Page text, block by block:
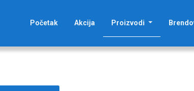
Početak Akcija Proizvodi (current)